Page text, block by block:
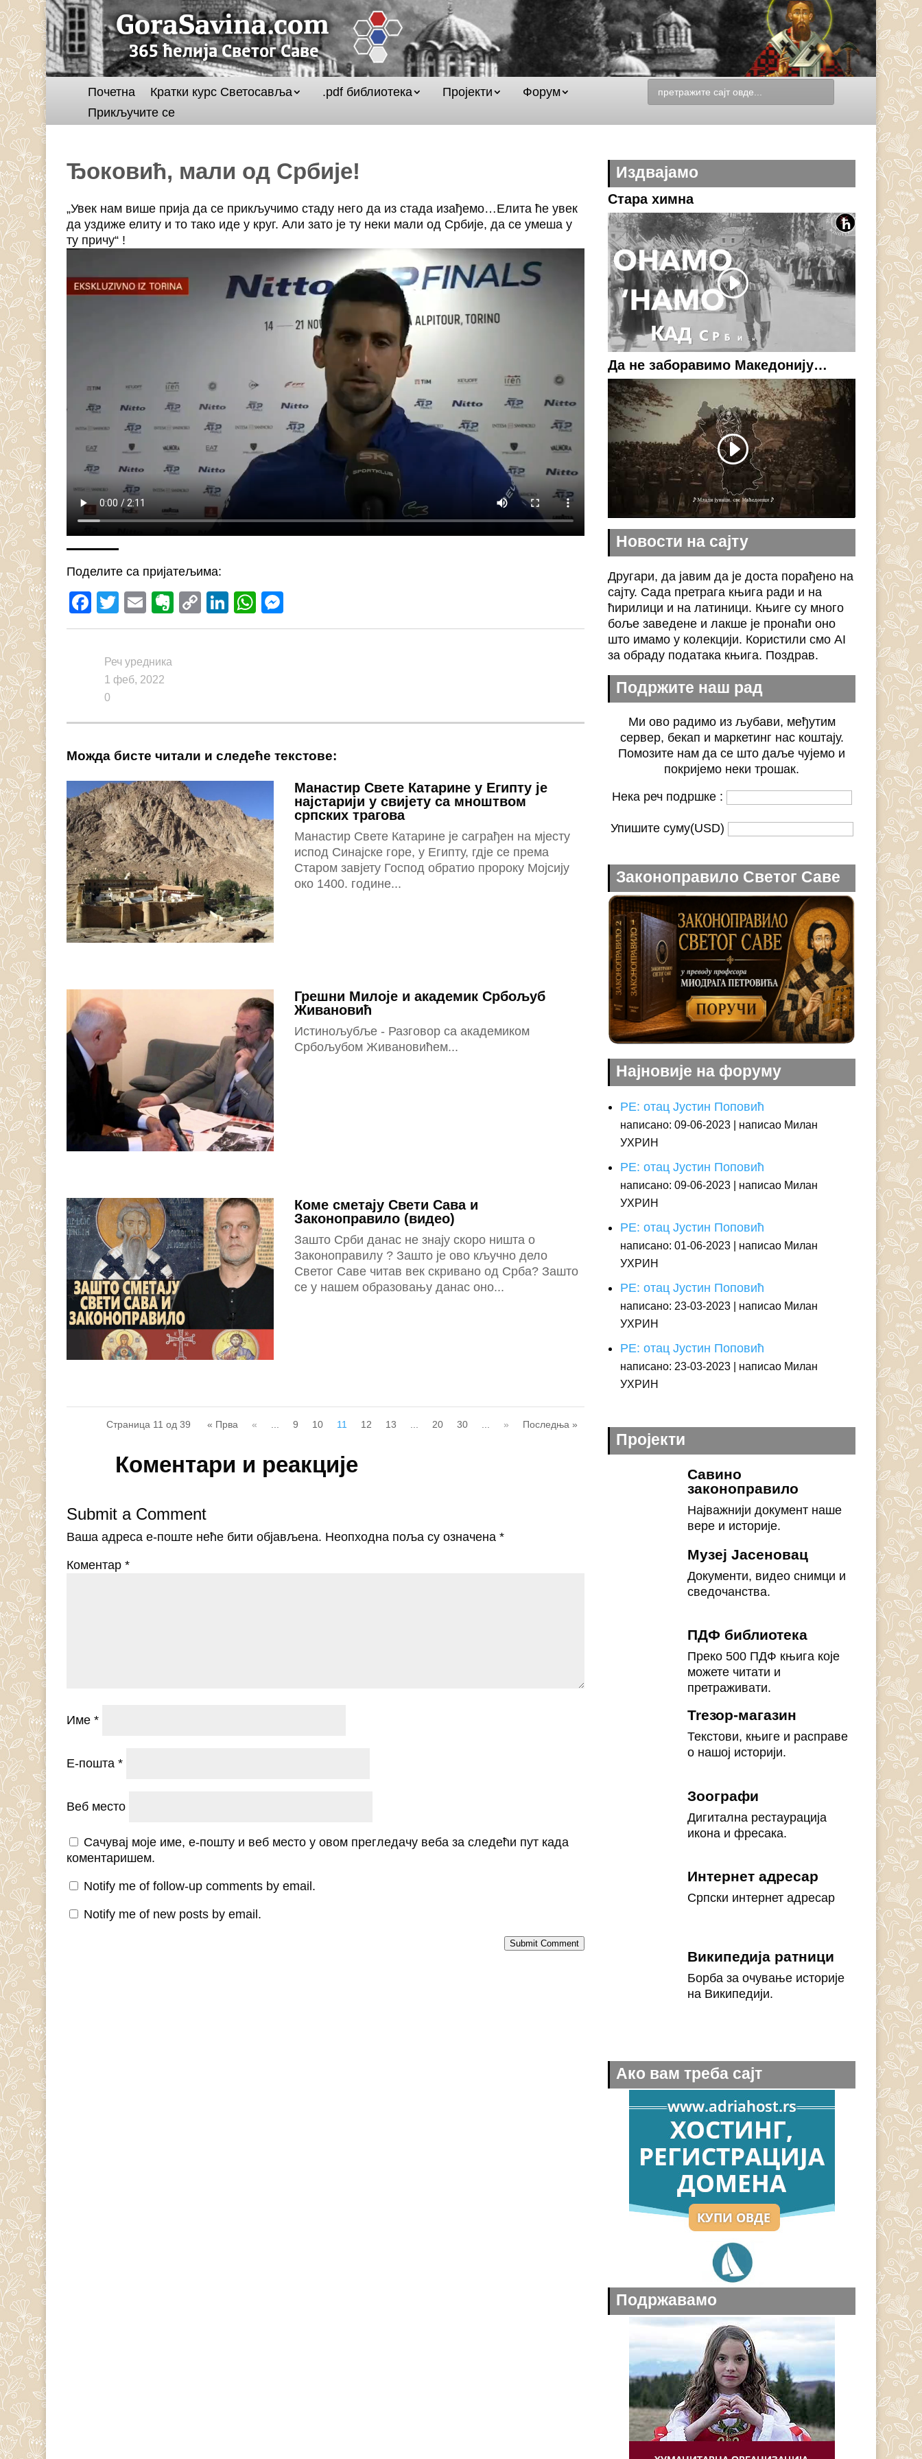
Почетна Кратки курс Светосавља .pdf библиотека Пројекти
Форум
Прикључите се
Ђоковић, мали од Србије!
„Увек нам више прија да се прикључимо стаду него да из стада изађемо…Елита ће увек
да уздиже елиту и то тако иде у круг. Али зато је ту неки мали од Србије, да се умеша у
ту причу“ !
Поделите са пријатељима:
Facebook
Twitter
EmailEvernote
Copy
Link
LinkedIn
WhatsApp
Реч уредника
1 феб, 2022
0
Можда бисте читали и следеће текстове:
Манастир Свете Катарине у Египту је
најстарији у свијету са мноштвом
српских трагова
Манастир Свете Катарине је саграђен на мјесту
испод Синајске горе, у Египту, гдје се према
Старом завјету Господ обратио пророку Мојсију
око 1400. године...
Грешни Милоје и академик Србољуб
Живановић
Истинољубље - Разговор са академиком
Србољубом Живановићем...
Коме сметају Свети Сава и
Законоправило (видео)
Зашто Срби данас не знају скоро ништа о
Законоправилу ? Зашто је ово кључно дело
Светог Саве читав век скривaно од Срба? Зашто
се у нашем образовању данас оно...
Страница 11 од 39 « Прва « 9 10 11 12 13 20 30 » Последња »
Коментари и реакције
Submit a Comment
Ваша адреса е-поште неће бити објављена. Неопходна поља су означена*
Коментар*
Име*
Е-пошта*
Веб место
Сачувај моје име, е-пошту и веб место у овом прегледачу веба за следећи пут када
коментаришем.
Notify me of follow-up comments by email.
Notify me of new posts by email.
Submit Comment
Издвајамо
Стара химна
Да не заборавимо Македонију…
Новости на сајту
Другари, да јавим да је доста порађено на
сајту. Сада претрага књига ради и на
ћирилици и на латиници. Књиге су много
боље заведене и лакше је пронаћи оно
што имамо у колекцији. Користили смо AI
за обраду података књига. Поздрав.
Подржите наш рад
Ми ово радимо из љубави, међутим
сервер, бекап и маркетинг нас коштају.
Помозите нам да се што даље чујемо и
покријемо неки трошак.
Нека реч подршке :
Упишите суму(USD)
Законоправило Светог Саве
Најновије на форуму
РЕ: отац Јустин Поповић
написано: 09-06-2023
написао Милан
УХРИН
РЕ: отац Јустин Поповић
написано: 09-06-2023
написао Милан
УХРИН
РЕ: отац Јустин Поповић
написано: 01-06-2023
написао Милан
УХРИН
РЕ: отац Јустин Поповић
написано: 23-03-2023
написао Милан
УХРИН
РЕ: отац Јустин Поповић
написано: 23-03-2023
написао Милан
УХРИН
Пројекти
Савино
законоправило
Најважнији документ наше
вере и историје.
Музеј Јасеновац
Документи, видео снимци и
сведочанства.
ПДФ библиотека
Преко 500 ПДФ књига које
можете читати и
претраживати.
Treзор-магазин
Текстови, књиге и расправе
о нашој историји.
Зоографи
Дигитална рестаурација
икона и фресака.
Интернет адресар
Српски интернет адресар
Википедија ратници
Борба за очување историје
на Википедији.
Ако вам треба сајт
Подржавамо